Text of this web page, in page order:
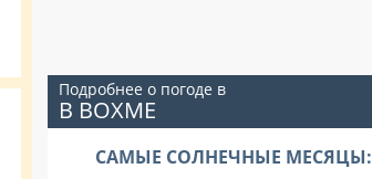
Подробнее о погоде в
В ВОХМЕ
САМЫЕ СОЛНЕЧНЫЕ МЕСЯЦЫ: